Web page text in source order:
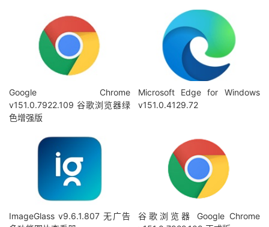
Google Chrome
v151.0.7922.109 谷歌浏览器绿
色增强版
Microsoft Edge for Windows
v151.0.4129.72
ImageGlass v9.6.1.807 无广告
谷歌浏览器 Google Chrome